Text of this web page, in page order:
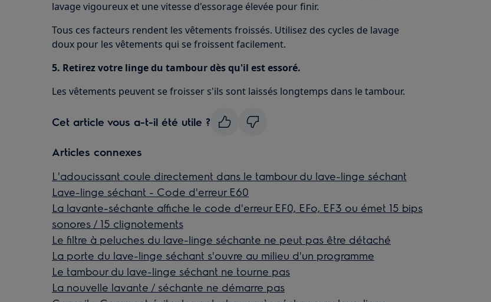
lavage vigoureux et une vitesse d'essorage élevée pour finir.
Tous ces facteurs rendent les vêtements froissés. Utilisez des cycles de lavage
doux pour les vêtements qui se froissent facilement.
5. Retirez votre linge du tambour dès qu'il est essoré.
Les vêtements peuvent se froisser s'ils sont laissés longtemps dans le tambour.
Cet article vous a-t-il été utile ?
Articles connexes
L'adoucissant coule directement dans le tambour du lave-linge séchant
Lave-linge séchant - Code d'erreur E60
La lavante-séchante affiche le code d'erreur EF0, EFo, EF3 ou émet 15 bips
sonores / 15 clignotements
Le filtre à peluches du lave-linge séchante ne peut pas être détaché
La porte du lave-linge séchant s'ouvre au milieu d'un programme
Le tambour du lave-linge séchant ne tourne pas
La nouvelle lavante / séchante ne démarre pas